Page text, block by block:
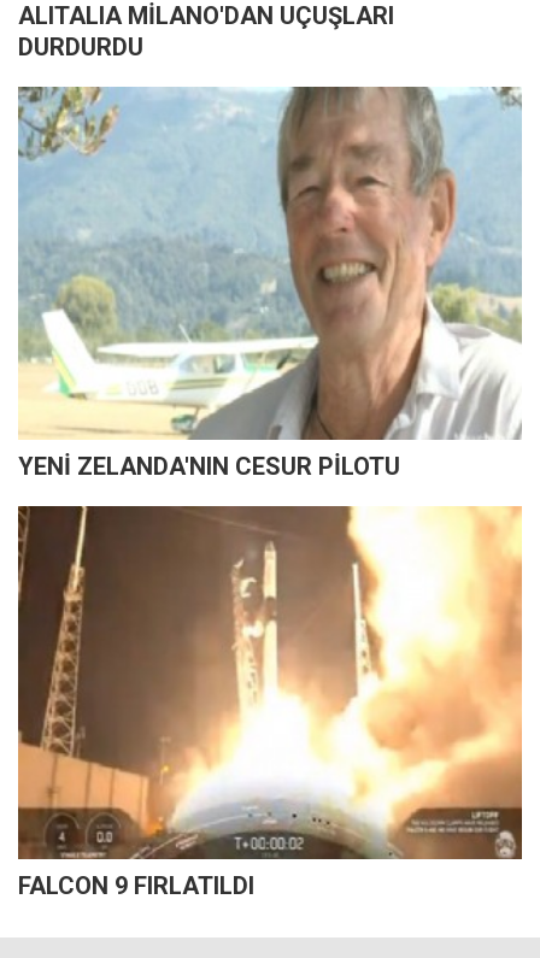
ALITALIA MİLANO'DAN UÇUŞLARI
DURDURDU
YENİ ZELANDA'NIN CESUR PİLOTU
FALCON 9 FIRLATILDI